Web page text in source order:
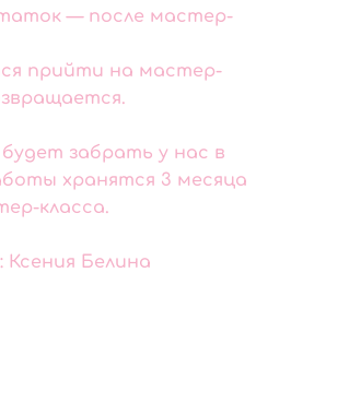
— после мастер-
прийти на мастер-
забрать у нас в
хранятся 3 месяца
класса.
Белина